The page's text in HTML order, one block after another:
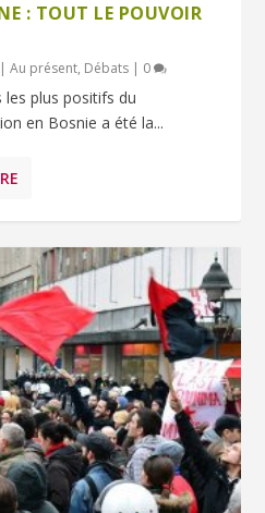
: TOUT LE POUVOIR
Au présent, Débats | 0
les plus positifs du
en Bosnie a été la...